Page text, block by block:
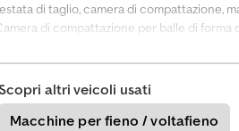
di taglio, camera di compattazione,
di compattazione per balle di
altri veicoli usati
Macchine per fieno / voltafieno